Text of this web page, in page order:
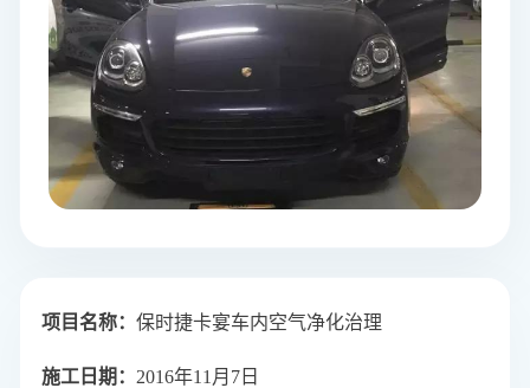
项目名称： 保时捷卡宴车内空气净化治理
施工日期： 2016年11月7日